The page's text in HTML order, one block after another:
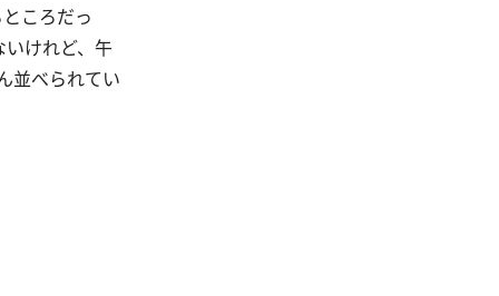
ころだっ
けれど、午
並べられてい